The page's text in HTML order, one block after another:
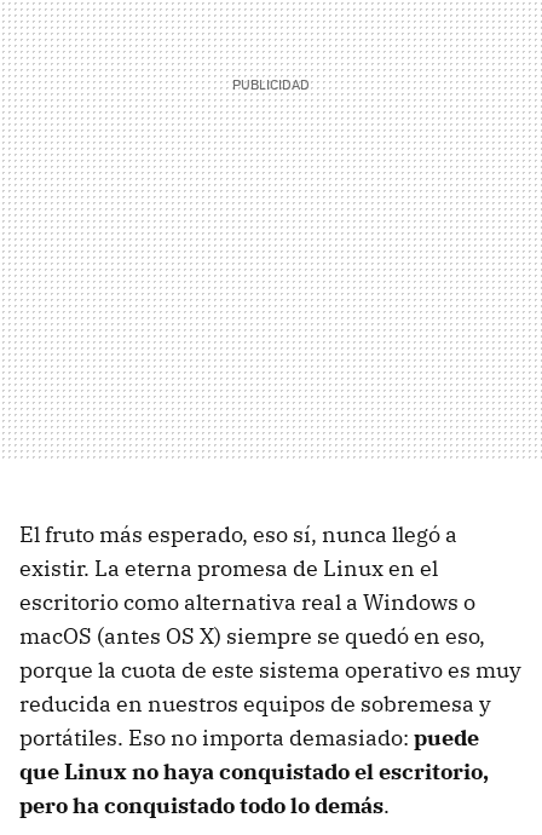
El fruto más esperado, eso sí, nunca llegó a
existir. La eterna promesa de Linux en el
escritorio como alternativa real a Windows o
macOS (antes OS X) siempre se quedó en eso,
porque la cuota de este sistema operativo es muy
reducida en nuestros equipos de sobremesa y
portátiles. Eso no importa demasiado: puede
que Linux no haya conquistado el escritorio,
pero ha conquistado todo lo demás.